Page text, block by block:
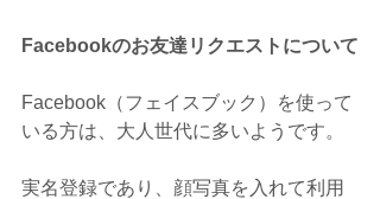
Facebookのお友達リクエストについて
Facebook（フェイスブック）を使って
いる方は、大人世代に多いようです。
実名登録であり、顔写真を入れて利用